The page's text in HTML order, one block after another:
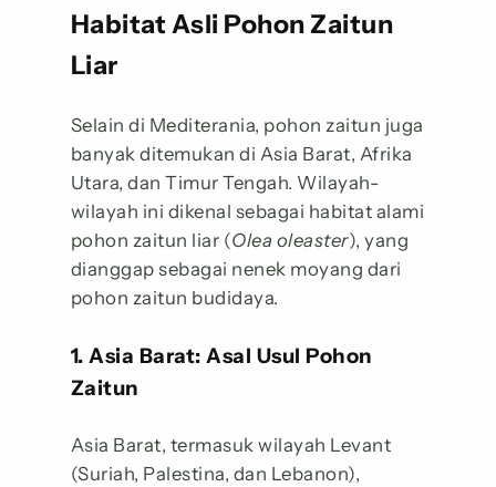
Habitat Asli Pohon Zaitun
Liar
Selain di Mediterania, pohon zaitun juga
banyak ditemukan di Asia Barat, Afrika
Utara, dan Timur Tengah. Wilayah-
wilayah ini dikenal sebagai habitat alami
pohon zaitun liar (Olea oleaster), yang
dianggap sebagai nenek moyang dari
pohon zaitun budidaya.
1. Asia Barat: Asal Usul Pohon
Zaitun
Asia Barat, termasuk wilayah Levant
(Suriah, Palestina, dan Lebanon),